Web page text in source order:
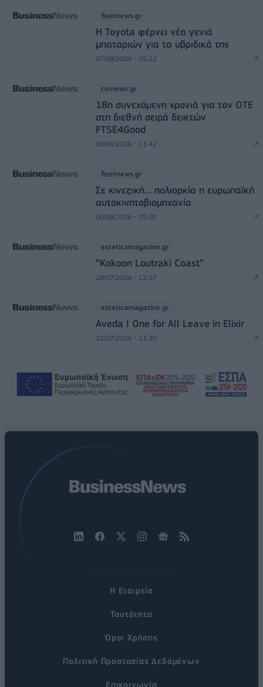
fleetnews.gr
Η Toyota φέρνει νέα γενιά
μπαταριών για τα υβριδικά της
07/08/2026 - 05:22
csrnews.gr
18η συνεχόμενη χρονιά για τον ΟΤΕ
στη διεθνή σειρά δεικτών
FTSE4Good
06/08/2026 - 11:42
fleetnews.gr
Σε κινεζική… πολιορκία η ευρωπαϊκή
αυτοκινητοβιομηχανία
06/08/2026 - 05:00
esteticamagazine.gr
“Kokoon Loutraki Coast”
28/07/2026 - 12:07
esteticamagazine.gr
Aveda I One for All Leave in Elixir
22/07/2026 - 13:20
Η Εταιρεία
Ταυτότητα
Όροι Χρήσης
Πολιτική Προστασίας Δεδομένων
Επικοινωνία